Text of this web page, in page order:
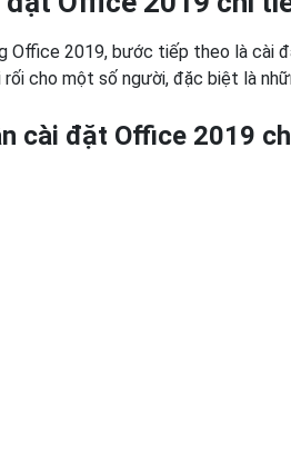
Office 2019, bước tiếp theo là cài
cho một số người, đặc biệt là
cài đặt Office 2019